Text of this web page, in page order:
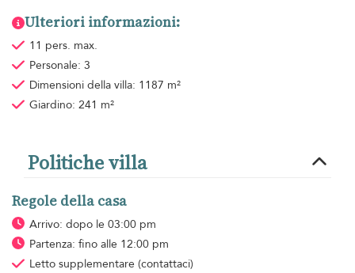
Ulteriori informazioni:
11 pers. max.
Personale: 3
Dimensioni della villa: 1187 m²
Giardino: 241 m²
Politiche villa
Regole della casa
Arrivo: dopo le 03:00 pm
Partenza: fino alle 12:00 pm
Letto supplementare (contattaci)